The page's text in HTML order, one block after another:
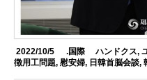
2022/10/5 .国際 ハンドクス,
徴用工問題,慰安婦, 日韓首脳会談,